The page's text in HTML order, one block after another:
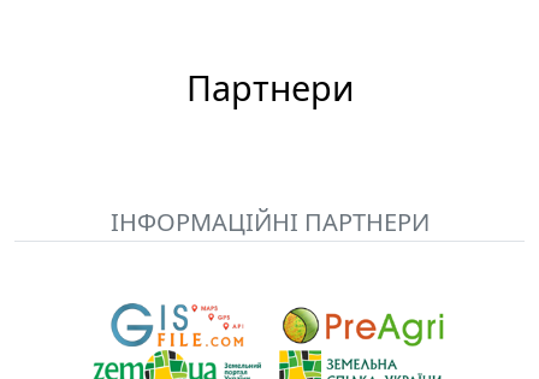
Партнери
ІНФОРМАЦІЙНІ ПАРТНЕРИ